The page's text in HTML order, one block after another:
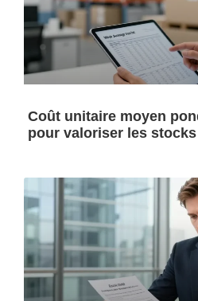
Coût unitaire moyen
pour valoriser les